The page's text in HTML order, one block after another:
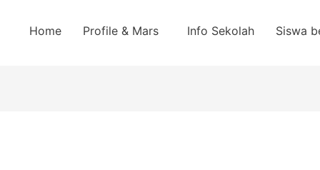
Home Profile & Mars Info Sekolah Siswa